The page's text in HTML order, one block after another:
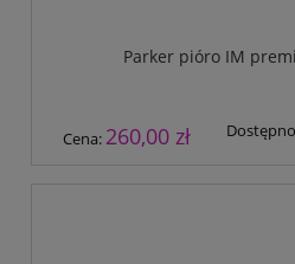
Parker pióro IM
Cena: 260,00 zł